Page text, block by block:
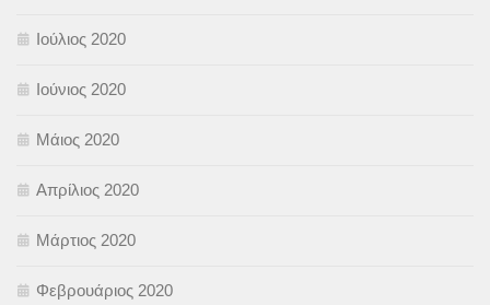
Ιούλιος 2020
Ιούνιος 2020
Μάιος 2020
Απρίλιος 2020
Μάρτιος 2020
Φεβρουάριος 2020